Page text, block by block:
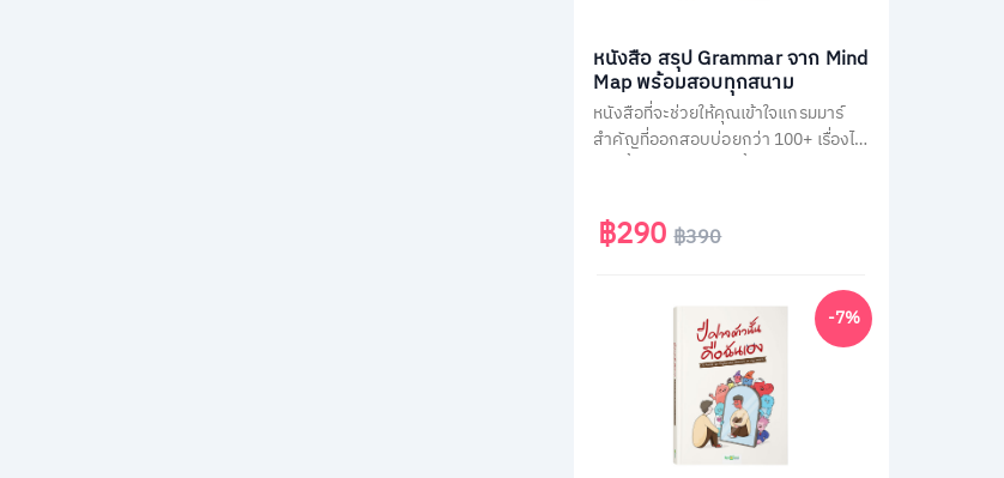
หนังสือ สรุป Grammar จาก Mind
Map พร้อมสอบทุกสนาม
หนังสือที่จะช่วยให้คุณเข้าใจแกรมมาร์
สำคัญที่ออกสอบบ่อยกว่า 100+ เรื่องได้
ที่มาพร้อมกับการคัดกรองเนื้อหาแยก
ตามสนามสอบ และแบบฝึกหัดทบทวน
฿290฿390
-7%